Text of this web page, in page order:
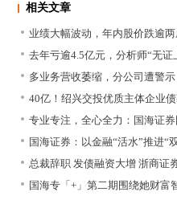
相关文章
业绩大幅波动，年内股价跌逾
去年亏逾4.5亿元，分析师“无证
多业务营收萎缩，分公司遭警
40亿！绍兴交投优质主体企业
专业专注，全心全力：国海证
国海证券：以金融“活水”推进“
总裁辞职 发债融资大增 浙商证
国海专「+」第二期围绕她财富